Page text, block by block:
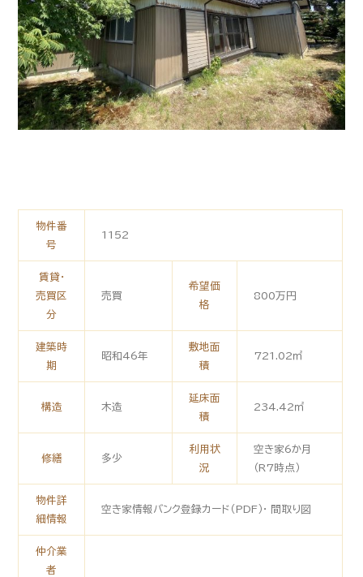
物件番
号
1152
賃貸・
売買区
分
売買
希望価
格
800万円
建築時
期
昭和46年
敷地面
積
721.02㎡
構造 木造
延床面
積
234.42㎡
修繕 多少
利用状
況
空き家6か月
（R7時点）
物件詳
細情報
空き家情報バンク登録カード（PDF）・ 間取り図
仲介業
者